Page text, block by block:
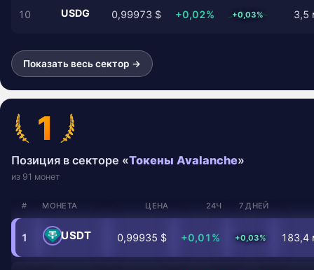
10 USDG 0,99973 $ +0,02% +0,03% 3,5
Показать весь сектор →
1
Позиция в секторе «Токены Avalanche»
из 91 монет
# МОНЕТА ЦЕНА 24Ч 7 ДНЕЙ
1 USDT 0,99935 $ +0,01% +0,03% 183,4